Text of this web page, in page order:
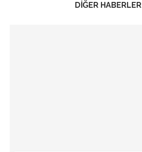
DİĞER HABERLER